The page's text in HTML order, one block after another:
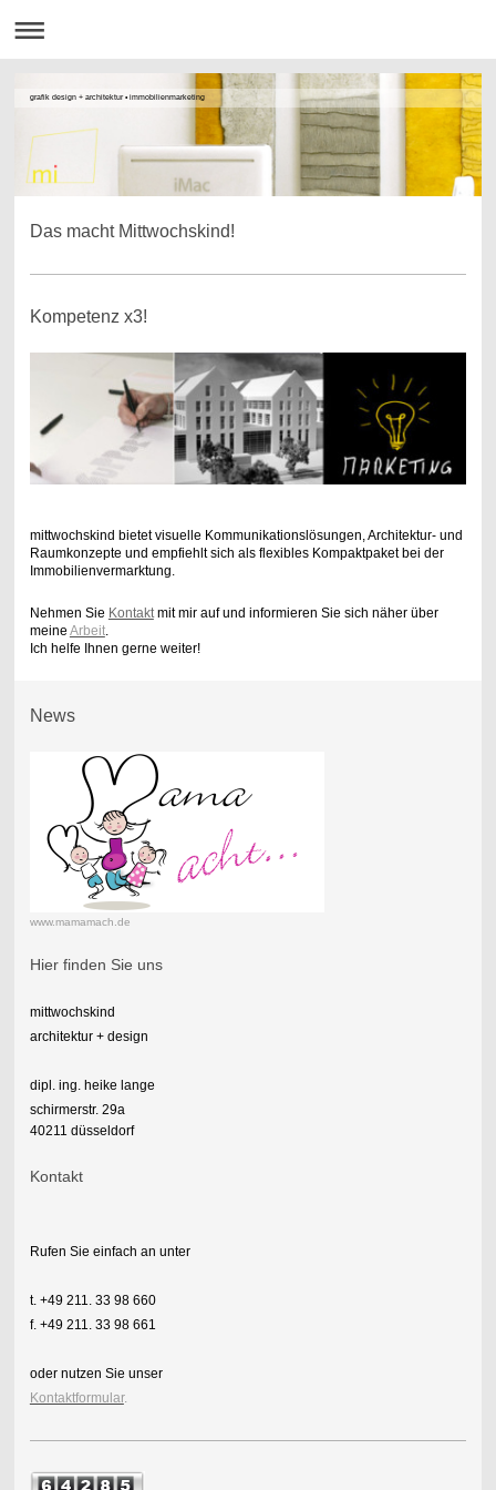
grafik design + architektur • immobilienmarketing
Das macht Mittwochskind!
Kompetenz x3!
mittwochskind bietet visuelle Kommunikationslösungen, Architektur- und
Raumkonzepte und empfiehlt sich als flexibles Kompaktpaket bei der
Immobilienvermarktung.
Nehmen Sie Kontaktmit mir auf und informieren Sie sich näher über
meine Arbeit.
Ich helfe Ihnen gerne weiter!
News
www.mamamach.de
Hier finden Sie uns
mittwochskind
architektur + design
dipl. ing. heike lange
schirmerstr. 29a
40211 düsseldorf
Kontakt
Rufen Sie einfach an unter
t. +49 211. 33 98 660
f. +49 211. 33 98 661
oder nutzen Sie unser
Kontaktformular.